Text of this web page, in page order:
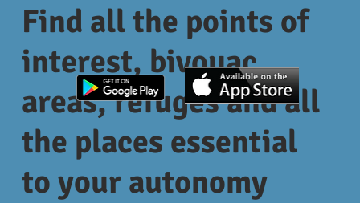
Find all the points of
interest, bivouac
areas, refuges and all
the places essential
to your autonomy